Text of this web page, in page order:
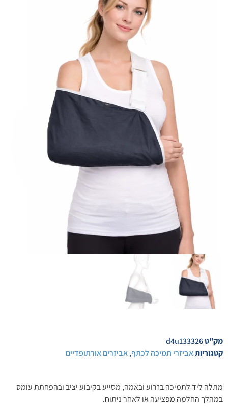
מק"טd4u133326
קטגוריותאביזרי תמיכה לכתף,אביזרים אורתופדיים
מתלה ליד לתמיכה בזרוע ובאמה, מסייע בקיבוע יציב ובהפחתת עומס
במהלך החלמה מפציעה או לאחר ניתוח.